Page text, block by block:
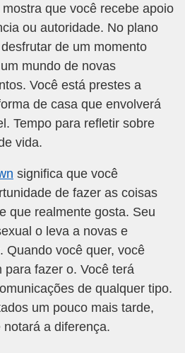
mostra que você recebe apoio
ou autoridade. No plano
de um momento
mundo de novas
Você está prestes a
de casa que envolverá
Tempo para refletir sobre
vida.
significa que você
de fazer as coisas
que realmente gosta. Seu
o leva a novas e
Quando você quer, você
para fazer o. Você terá
de qualquer tipo.
um pouco mais tarde,
a diferença.